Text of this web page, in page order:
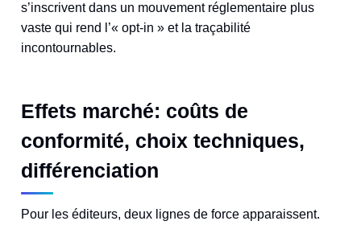
s’inscrivent dans un mouvement réglementaire plus
vaste qui rend l’« opt‑in » et la traçabilité
incontournables.
Effets marché: coûts de
conformité, choix techniques,
différenciation
Pour les éditeurs, deux lignes de force apparaissent.